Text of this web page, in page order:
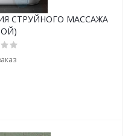
СТРУЙНОГО МАССАЖА